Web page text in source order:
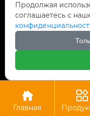

Авторское

Главная

Продолжая
соглашаетесь с